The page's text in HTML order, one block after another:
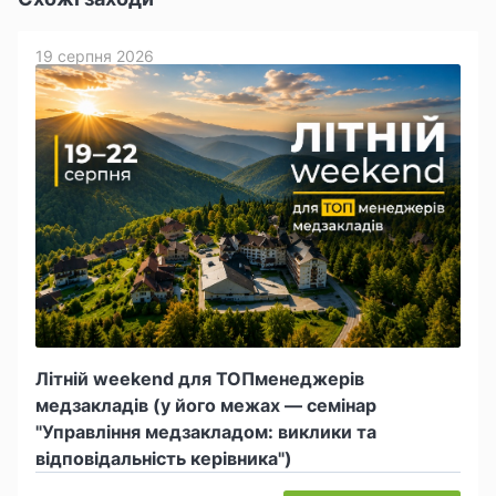
Літній weekend для ТОПменеджерів
медзакладів (у його межах — семінар
"Управління медзакладом: виклики та
відповідальність керівника")
19 серпня 2026